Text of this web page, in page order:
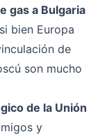
gas a Bulgaria
bien Europa
de
son mucho
de la Unión
y